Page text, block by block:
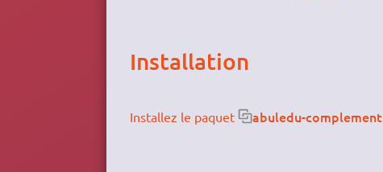
Installation
Installez le paquet abuledu-complement